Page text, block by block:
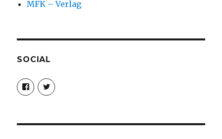
MFK – Verlag
SOCIAL
Profil
von
christoph.fleischer1
anzeigen
Profil
von
anzeigen